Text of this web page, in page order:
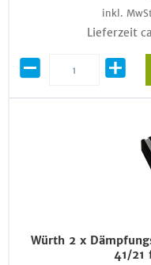
inkl.
Lieferzeit
Würth 2 x
41/21